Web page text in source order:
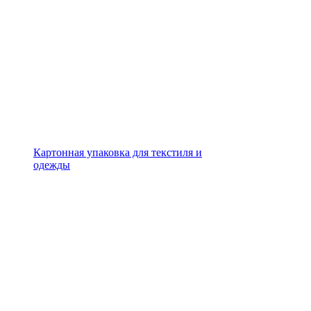
Картонная упаковка для текстиля и
одежды